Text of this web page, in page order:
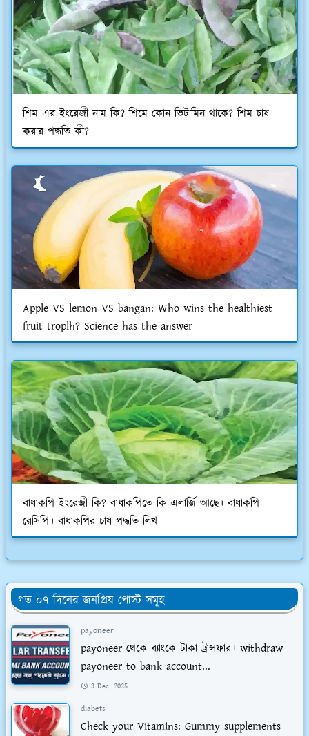
শিম এর ইংরেজী নাম কি? শিমে কোন ভিটামিন থাকে? শিম চাষ
করার পদ্ধতি কী?
Apple VS lemon VS bangan: Who wins the healthiest
fruit troplh? Science has the answer
বাধাকপি ইংরেজী কি? বাধাকপিতে কি এলার্জি আছে। বাধাকপি
রেসিপি। বাধাকপির চাষ পদ্ধতি লিখ
গত ০৭ দিনের জনপ্রিয় পোস্ট সমূহ
payoneer
payoneer থেকে ব্যাংকে টাকা ট্রান্সফার। withdraw
payoneer to bank account...
3 Dec, 2025
diabets
Check your Vitamins: Gummy supplements